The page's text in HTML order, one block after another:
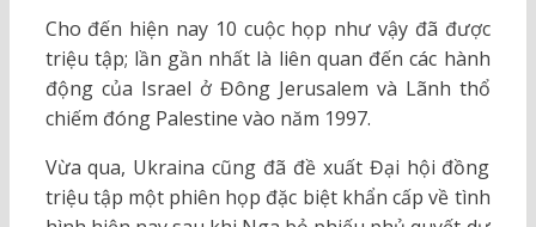
Cho đến hiện nay 10 cuộc họp như vậy đã được
triệu tập; lần gần nhất là liên quan đến các hành
động của Israel ở Đông Jerusalem và Lãnh thổ
chiếm đóng Palestine vào năm 1997.
Vừa qua, Ukraina cũng đã đề xuất Đại hội đồng
triệu tập một phiên họp đặc biệt khẩn cấp về tình